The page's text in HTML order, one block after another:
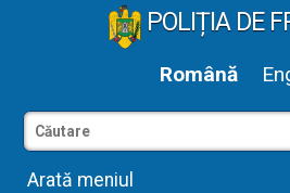
POLIȚIA DE
Română
Arată meniul